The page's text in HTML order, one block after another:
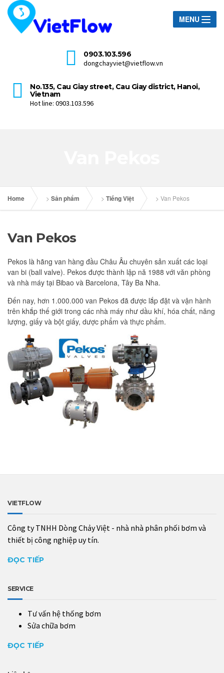
MENU
0903.103.596
dongchayviet@vietflow.vn
No.135, Cau Giay street, Cau Giay district, Hanoi,
Vietnam
Hot line: 0903.103.596
Home > Sản phẩm > Tiếng Việt > Van Pekos
Van Pekos
Pekos là hãng van hàng đầu Châu Âu chuyên sản xuất các loại
van bi (ball valve). Pekos được thành lập nă 1988 với văn phòng
và nhà máy tại Bibao và Barcelona, Tây Ba Nha.
Đến nay, hơn 1.000.000 van Pekos đã được lắp đặt và vận hành
trên khắp thế giới trong các nhà máy như dầu khí, hóa chất, năng
lượng, giấy và bột giấy, dược phẩm và thực phẩm.
VIETFLOW
Công ty TNHH Dòng Chảy Việt - nhà nhà phân phối bơm và
thiết bị công nghiệp uy tín.
ĐỌC TIẾP
SERVICE
Tư vấn hệ thống bơm
Sửa chữa bơm
ĐỌC TIẾP